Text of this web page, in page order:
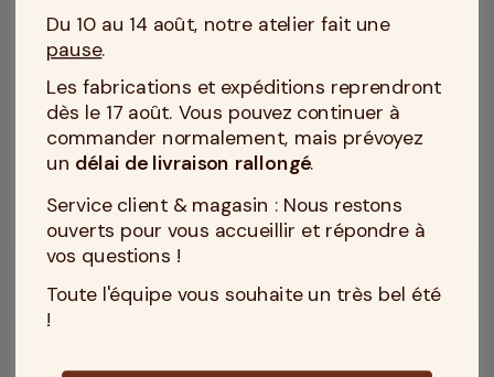
Matelas Latex Ergo Form MEDIUM 21 cm en
200x200
Soutien : Souple
Accueil : Moelleux
Epaisseur du matelas : 21 cm
Housse (Coutil) : 60% coton, 40% viscose de bambou
Prix
1 149 € Découvrir
Du 10 au 14 août, notre atelier fait une
pause.
Les fabrications et expéditions reprendront
dès le 17 août. Vous pouvez continuer à
commander normalement, mais prévoyez
un délai de livraison rallongé.
Service client & magasin : Nous restons
ouverts pour vous accueillir et répondre à
vos questions !
Toute l'équipe vous souhaite un très bel été
!